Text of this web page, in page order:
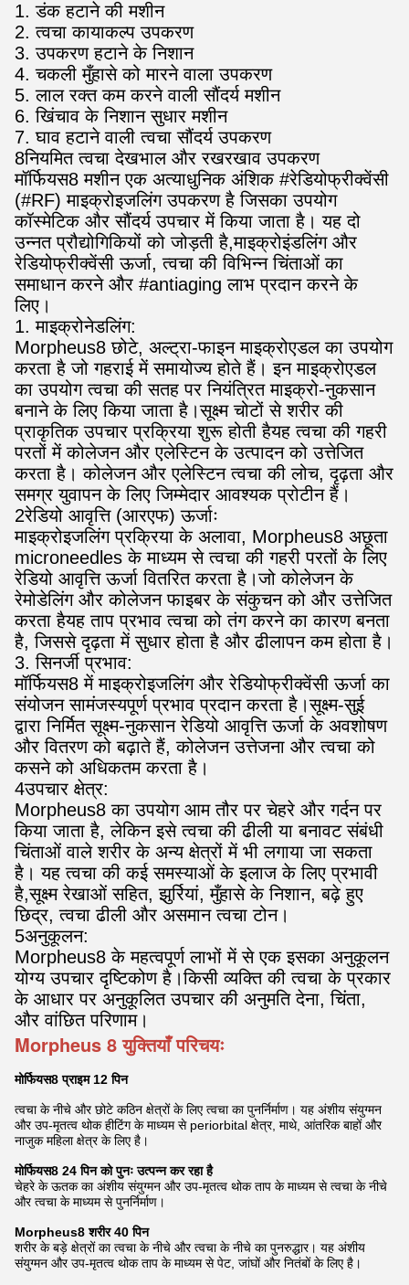
1. डंक हटाने की मशीन
2. त्वचा कायाकल्प उपकरण
3. उपकरण हटाने के निशान
4. चकली मुँहासे को मारने वाला उपकरण
5. लाल रक्त कम करने वाली सौंदर्य मशीन
6. खिंचाव के निशान सुधार मशीन
7. घाव हटाने वाली त्वचा सौंदर्य उपकरण
8नियमित त्वचा देखभाल और रखरखाव उपकरण
मॉर्फियस8 मशीन एक अत्याधुनिक अंशिक #रेडियोफ्रीक्वेंसी
(#RF) माइक्रोइजलिंग उपकरण है जिसका उपयोग
कॉस्मेटिक और सौंदर्य उपचार में किया जाता है। यह दो
उन्नत प्रौद्योगिकियों को जोड़ती है,माइक्रोइंडलिंग और
रेडियोफ्रीक्वेंसी ऊर्जा, त्वचा की विभिन्न चिंताओं का
समाधान करने और #antiaging लाभ प्रदान करने के
लिए।
1. माइक्रोनेडलिंग:
Morpheus8 छोटे, अल्ट्रा-फाइन माइक्रोएडल का उपयोग
करता है जो गहराई में समायोज्य होते हैं। इन माइक्रोएडल
का उपयोग त्वचा की सतह पर नियंत्रित माइक्रो-नुकसान
बनाने के लिए किया जाता है।सूक्ष्म चोटों से शरीर की
प्राकृतिक उपचार प्रक्रिया शुरू होती हैयह त्वचा की गहरी
परतों में कोलेजन और एलेस्टिन के उत्पादन को उत्तेजित
करता है। कोलेजन और एलेस्टिन त्वचा की लोच, दृढ़ता और
समग्र युवापन के लिए जिम्मेदार आवश्यक प्रोटीन हैं।
2रेडियो आवृत्ति (आरएफ) ऊर्जाः
माइक्रोइजलिंग प्रक्रिया के अलावा, Morpheus8 अछूता
microneedles के माध्यम से त्वचा की गहरी परतों के लिए
रेडियो आवृत्ति ऊर्जा वितरित करता है।जो कोलेजन के
रेमोडेलिंग और कोलेजन फाइबर के संकुचन को और उत्तेजित
करता हैयह ताप प्रभाव त्वचा को तंग करने का कारण बनता
है, जिससे दृढ़ता में सुधार होता है और ढीलापन कम होता है।
3. सिनर्जी प्रभाव:
मॉर्फियस8 में माइक्रोइजलिंग और रेडियोफ्रीक्वेंसी ऊर्जा का
संयोजन सामंजस्यपूर्ण प्रभाव प्रदान करता है।सूक्ष्म-सुई
द्वारा निर्मित सूक्ष्म-नुकसान रेडियो आवृत्ति ऊर्जा के अवशोषण
और वितरण को बढ़ाते हैं, कोलेजन उत्तेजना और त्वचा को
कसने को अधिकतम करता है।
4उपचार क्षेत्र:
Morpheus8 का उपयोग आम तौर पर चेहरे और गर्दन पर
किया जाता है, लेकिन इसे त्वचा की ढीली या बनावट संबंधी
चिंताओं वाले शरीर के अन्य क्षेत्रों में भी लगाया जा सकता
है। यह त्वचा की कई समस्याओं के इलाज के लिए प्रभावी
है,सूक्ष्म रेखाओं सहित, झुर्रियां, मुँहासे के निशान, बढ़े हुए
छिद्र, त्वचा ढीली और असमान त्वचा टोन।
5अनुकूलन:
Morpheus8 के महत्वपूर्ण लाभों में से एक इसका अनुकूलन
योग्य उपचार दृष्टिकोण है।किसी व्यक्ति की त्वचा के प्रकार
के आधार पर अनुकूलित उपचार की अनुमति देना, चिंता,
और वांछित परिणाम।
Morpheus 8 युक्तियाँ परिचयः
मोर्फियस8 प्राइम 12 पिन
त्वचा के नीचे और छोटे कठिन क्षेत्रों के लिए त्वचा का पुनर्निर्माण। यह अंशीय संयुग्मन
और उप-मृतत्व थोक हीटिंग के माध्यम से periorbital क्षेत्र, माथे, आंतरिक बाहों और
नाजुक महिला क्षेत्र के लिए है।
मोर्फियस8 24 पिन को पुनः उत्पन्न कर रहा है
चेहरे के ऊतक का अंशीय संयुग्मन और उप-मृतत्व थोक ताप के माध्यम से त्वचा के नीचे
और त्वचा के माध्यम से पुनर्निर्माण।
Morpheus8 शरीर 40 पिन
शरीर के बड़े क्षेत्रों का त्वचा के नीचे और त्वचा के नीचे का पुनरुद्धार। यह अंशीय
संयुग्मन और उप-मृतत्व थोक ताप के माध्यम से पेट, जांघों और नितंबों के लिए है।